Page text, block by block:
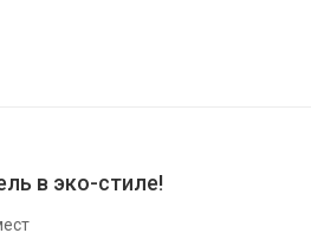
в эко-стиле!